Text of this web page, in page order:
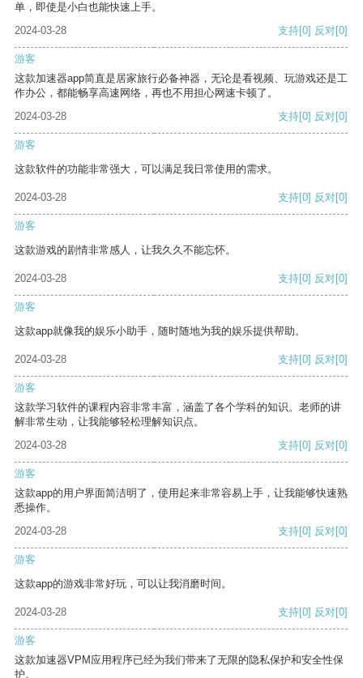
单，即使是小白也能快速上手。
2024-03-28
支持[0] 反对[0]
游客
这款加速器app简直是居家旅行必备神器，无论是看视频、玩游戏还是工
作办公，都能畅享高速网络，再也不用担心网速卡顿了。
2024-03-28
支持[0] 反对[0]
游客
这款软件的功能非常强大，可以满足我日常使用的需求。
2024-03-28 支持[0] 反对[0]
游客
这款游戏的剧情非常感人，让我久久不能忘怀。
2024-03-28 支持[0] 反对[0]
游客
这款app就像我的娱乐小助手，随时随地为我的娱乐提供帮助。
2024-03-28 支持[0] 反对[0]
游客
这款学习软件的课程内容非常丰富，涵盖了各个学科的知识。老师的讲
解非常生动，让我能够轻松理解知识点。
2024-03-28
支持[0] 反对[0]
游客
这款app的用户界面简洁明了，使用起来非常容易上手，让我能够快速熟
悉操作。
2024-03-28
支持[0] 反对[0]
游客
这款app的游戏非常好玩，可以让我消磨时间。
2024-03-28 支持[0] 反对[0]
游客
这款加速器VPM应用程序已经为我们带来了无限的隐私保护和安全性保
护。